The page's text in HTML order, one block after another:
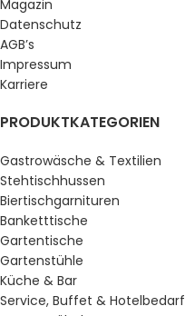
Magazin
Datenschutz
AGB’s
Impressum
Karriere
PRODUKTKATEGORIEN
Gastrowäsche & Textilien
Stehtischhussen
Biertischgarnituren
Banketttische
Gartentische
Gartenstühle
Küche & Bar
Service, Buffet & Hotelbedarf